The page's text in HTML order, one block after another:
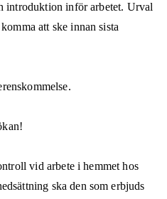
introduktion inför arbetet. Urval
att ske innan sista
vid arbete i hemmet hos
ska den som erbjuds